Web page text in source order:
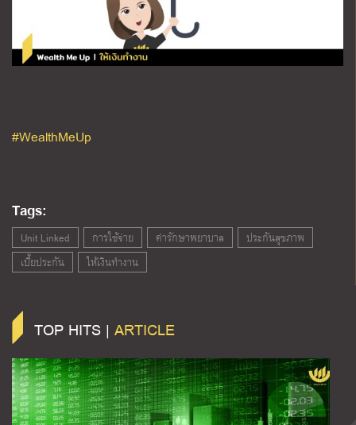
#WealthMeUp
Tags:
Unit Linked การใช้จ่าย ค่ารักษาพยาบาล
ประกันสุขภาพ
เบี้ยประกัน
ให้เงินทำงาน
TOP HITS | ARTICLE